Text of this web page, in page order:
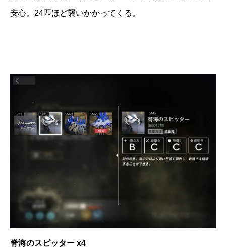
安心。24匹ほど襲いかかってくる。
脊海のスピッター x4